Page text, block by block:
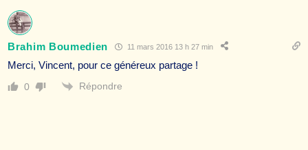
Brahim Boumedien 11 mars 2016 13 h 27 min
Merci, Vincent, pour ce généreux partage !
0 Répondre